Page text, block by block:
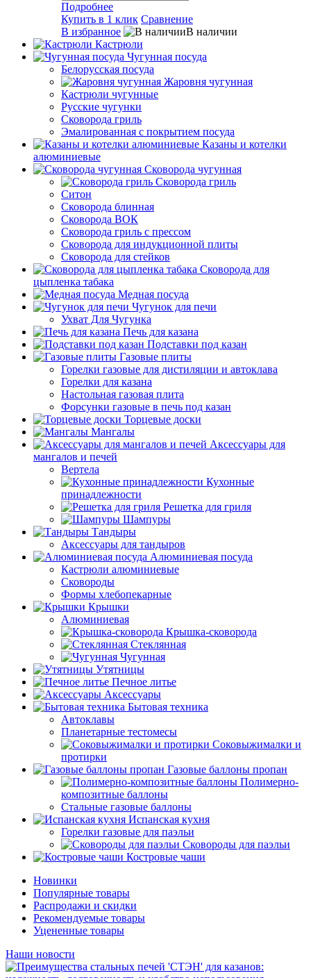
Подробнее
Купить в 1 клик Сравнение
В избранное
В наличии
Кастрюли
Чугунная посуда
Белорусская посуда
Жаровня чугунная
Кастрюли чугунные
Русские чугунки
Сковорода гриль
Эмалированная с покрытием посуда
Казаны и котелки
алюминиевые
Сковорода чугунная
Сковорода гриль
Ситон
Сковорода блинная
Сковорода ВОК
Сковорода гриль с прессом
Сковорода для индукционной плиты
Сковорода для стейков
Сковорода для
цыпленка табака
Медная посуда
Чугунок для печи
Ухват Для Чугунка
Печь для казана
Подставки под казан
Газовые плиты
Горелки газовые для дистиляции и автоклава
Горелки для казана
Настольная газовая плита
Форсунки газовые в печь под казан
Торцевые доски
Мангалы
Аксессуары для
мангалов и печей
Вертела
Кухонные
принадлежности
Решетка для гриля
Шампуры
Тандыры
Аксессуары для тандыров
Алюминиевая посуда
Кастрюли алюминиевые
Сковороды
Формы хлебопекарные
Крышки
Алюминиевая
Крышка-сковорода
Стеклянная
Чугунная
Утятницы
Печное литье
Аксессуары
Бытовая техника
Автоклавы
Планетарные тестомесы
Соковыжималки и
протирки
Газовые баллоны пропан
Полимерно-
композитные баллоны
Стальные газовые баллоны
Испанская кухня
Горелки газовые для паэльи
Сковороды для паэльи
Костровые чаши
Новинки
Популярные товары
Распродажи и скидки
Рекомендуемые товары
Уцененные товары
Наши новости